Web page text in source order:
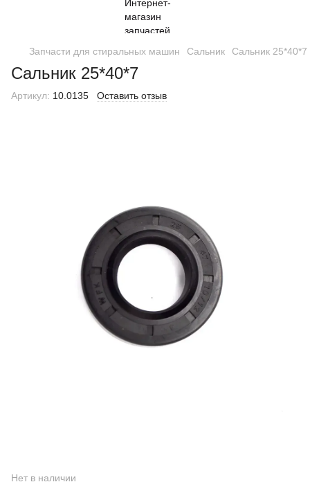
Запчасти для стиральных машин Сальник Сальник 25*40*7
Сальник 25*40*7
Артикул: 10.0135 Оставить отзыв
Нет в наличии